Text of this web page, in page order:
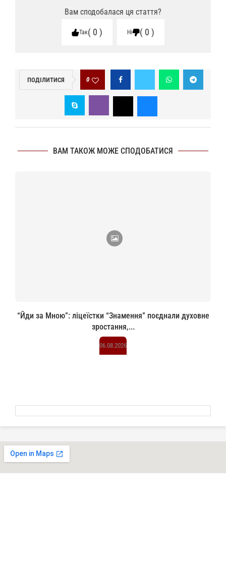
Вам сподобалася ця стаття?
Так 0 Ні 0
ПОДІЛИТИСЯ 0
ВАМ ТАКОЖ МОЖЕ СПОДОБАТИСЯ
“Йди за Мною”: ліцеїстки “Знамення” поєднали духовне
зростання,...
06.08.2026